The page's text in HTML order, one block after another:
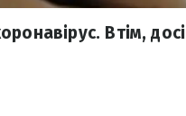
Втім, досі